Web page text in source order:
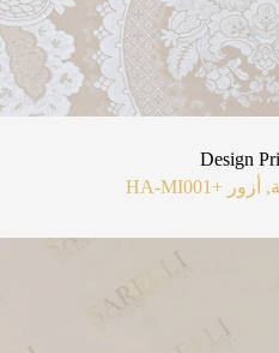
Design
HA-MI00
أزور +1